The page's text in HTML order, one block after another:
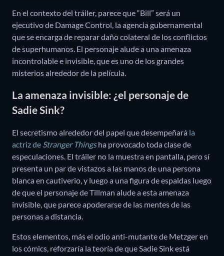
En el contexto del tráiler, parece que “Bill” será un
ejecutivo de Damage Control, la agencia gubernamental
que se encarga de reparar daño colateral de los conflictos
de superhumanos. El personaje alude a una amenaza
incontrolable e invisible, que es uno de los grandes
misterios alrededor de la película.
La amenaza invisible: ¿el personaje de
Sadie Sink?
El secretismo alrededor del papel que desempeñará la
actriz de Stranger Thingsha provocado toda clase de
especulaciones. El tráiler no la muestra en pantalla, pero sí
presenta un par de vistazos a las manos de una persona
blanca en cautiverio, y luego a una figura de espaldas luego
de que el personaje de Tillman alude a esta amenaza
invisible, que parece apoderarse de las mentes de las
personas a distancia.
Estos elementos, más el odio anti-mutante de Metzger en
los cómics, reforzaría la teoría de que Sadie Sink está